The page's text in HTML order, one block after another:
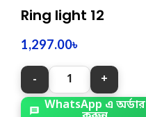
Ring light 12
1,297.00৳
WhatsApp এ অর্ডার